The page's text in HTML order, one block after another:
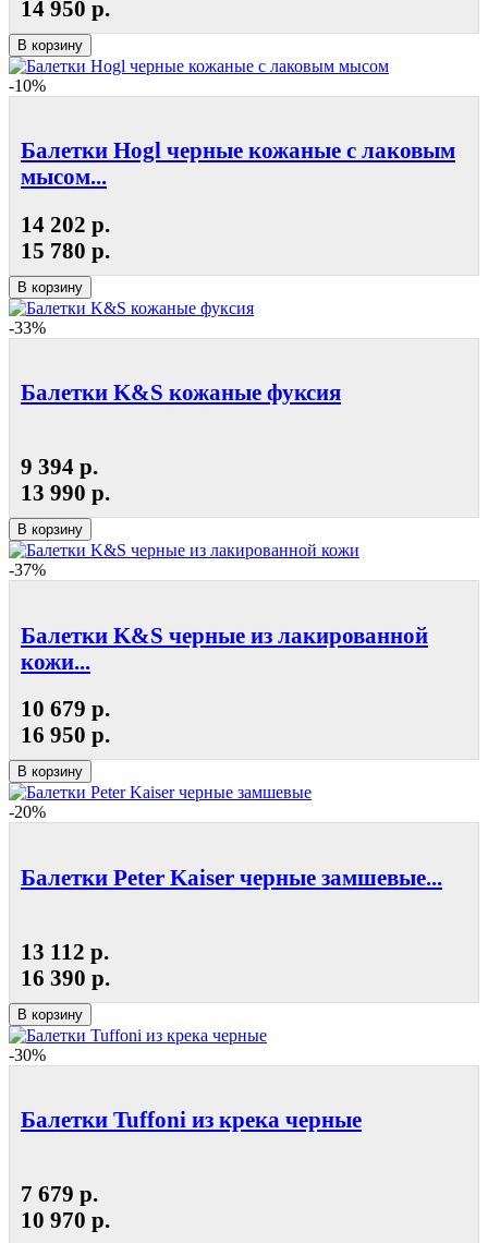
14 950 р.
В корзину
-10%
Балетки Hogl черные кожаные с лаковым
мысом...
14 202 р.
15 780 р.
В корзину
-33%
Балетки K&S кожаные фуксия
9 394 р.
13 990 р.
В корзину
-37%
Балетки K&S черные из лакированной
кожи...
10 679 р.
16 950 р.
В корзину
-20%
Балетки Peter Kaiser черные замшевые...
13 112 р.
16 390 р.
В корзину
-30%
Балетки Tuffoni из крека черные
7 679 р.
10 970 р.